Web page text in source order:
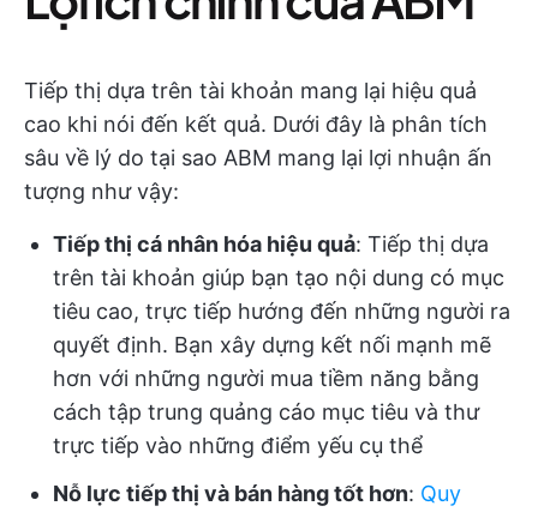
Tiếp thị dựa trên tài khoản mang lại hiệu quả
cao khi nói đến kết quả. Dưới đây là phân tích
sâu về lý do tại sao ABM mang lại lợi nhuận ấn
tượng như vậy:
Tiếp thị cá nhân hóa hiệu quả: Tiếp thị dựa
trên tài khoản giúp bạn tạo nội dung có mục
tiêu cao, trực tiếp hướng đến những người ra
quyết định. Bạn xây dựng kết nối mạnh mẽ
hơn với những người mua tiềm năng bằng
cách tập trung quảng cáo mục tiêu và thư
trực tiếp vào những điểm yếu cụ thể
Nỗ lực tiếp thị và bán hàng tốt hơn: Quy